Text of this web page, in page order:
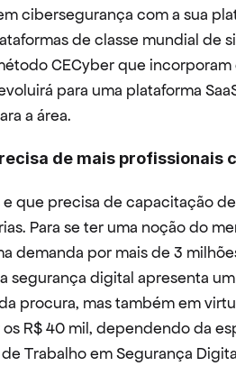
cibersegurança com a sua
de classe mundial de
CECyber que
para uma plataforma
a área.
de mais profissionais
que precisa de capacitação
Para se ter uma noção do
demanda por mais de 3
segurança digital apresenta
procura, mas também em
R$ 40 mil, dependendo da
Trabalho em Segurança